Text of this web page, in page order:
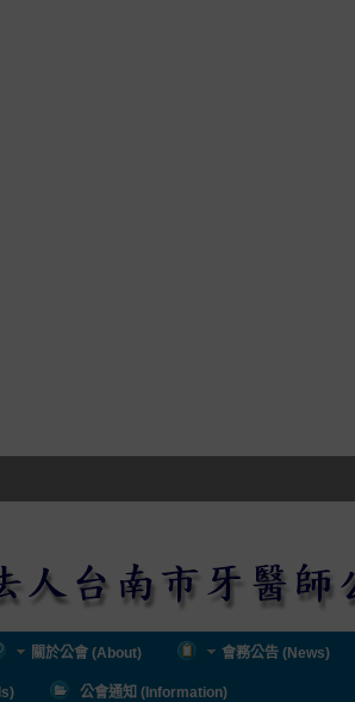
關於公會 (About) 會務公告 (News)
公會通知 (Information)